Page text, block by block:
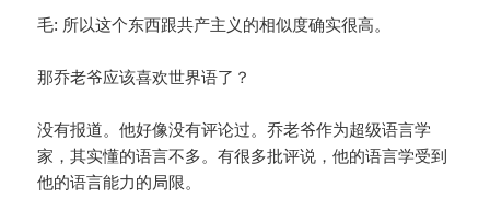
毛: 所以这个东西跟共产主义的相似度确实很高。
那乔老爷应该喜欢世界语了？
没有报道。他好像没有评论过。乔老爷作为超级语言学
家，其实懂的语言不多。有很多批评说，他的语言学受到
他的语言能力的局限。